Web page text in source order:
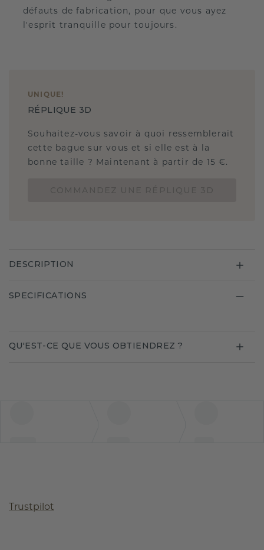
défauts de fabrication, pour que vous ayez
l'esprit tranquille pour toujours.
UNIQUE !
RÉPLIQUE 3D
Souhaitez-vous savoir à quoi ressemblerait
cette bague sur vous et si elle est à la
bonne taille ? Maintenant à partir de 15 €.
DESCRIPTION
SPECIFICATIONS
QU'EST-CE QUE VOUS OBTIENDREZ ?
Trustpilot